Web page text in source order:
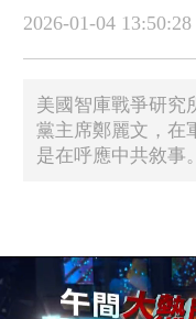
2026-01-04 13:50:28
美國智庫戰爭研究
黨主席鄭麗文，在
是在呼應中共敘事。